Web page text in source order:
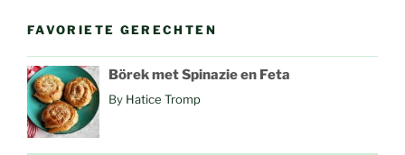
FAVORIETE GERECHTEN
Börek met Spinazie en Feta
By Hatice Tromp